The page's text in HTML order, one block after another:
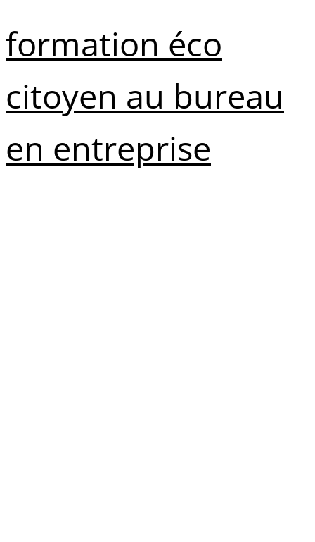
formation éco
citoyen au bureau
en entreprise